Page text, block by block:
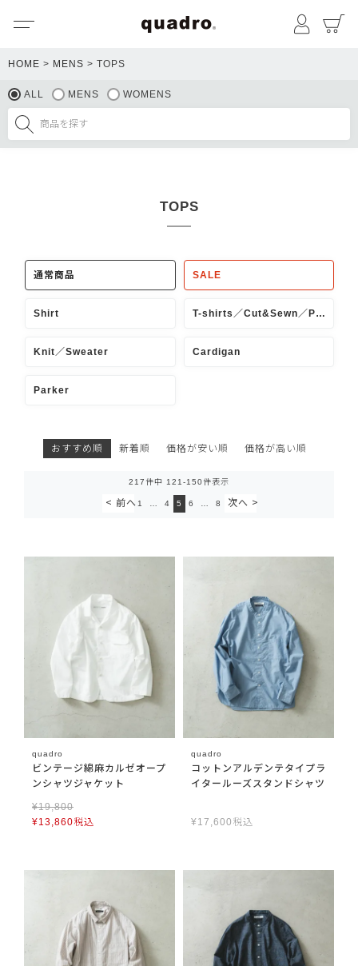
マイペ
HOME MENS TOPS
ALL MENS WOMENS
TOPS
通常商品 SALE
Shirt T-shirts／Cut&Sewn／PoroShirt
Knit／Sweater Cardigan
Parker
おすすめ順 新着順 価格が安い順 価格が高い順
217件中 121 -150件表示
1 4 5 6 8
quadro
ビンテージ綿麻カルゼオープ
ンシャツジャケット
¥19,800
¥13,860税込
quadro
コットンアルデンテタイプラ
イタールーズスタンドシャツ
¥17,600 税込